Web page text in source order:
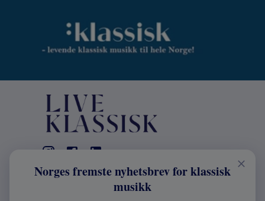
KONTAKT
Live Klassisk: +47 98670803
Norges fremste nyhetsbrev for klassisk
musikk